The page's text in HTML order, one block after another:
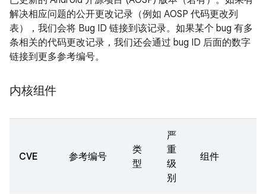
解决相应问题的公开更改记录（例如 AOSP 代码更改列
表），我们会将 Bug ID 链接到该记录。如果某个 bug 有多
条相关的代码更改记录，我们还会通过 bug ID 后面的数字
链接到更多参考编号。
内核组件
CVE 参考编号
类
型
严
重
级
别
组件